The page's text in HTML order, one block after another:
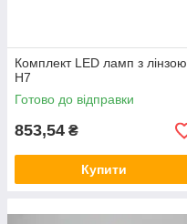
Комплект LED ламп з лінзою
H7
Готово до відправки
853,54 ₴
Купити